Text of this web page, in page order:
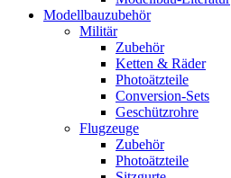
Modellbauzubehör
Militär
Zubehör
Ketten & Räder
Photoätzteile
Conversion-Sets
Geschützrohre
Flugzeuge
Zubehör
Photoätzteile